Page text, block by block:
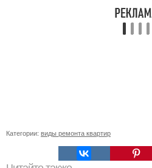
Категории: виды ремонта квартир